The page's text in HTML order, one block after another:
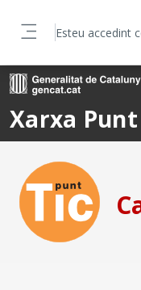
Xarxa Punt
Esteu accedint